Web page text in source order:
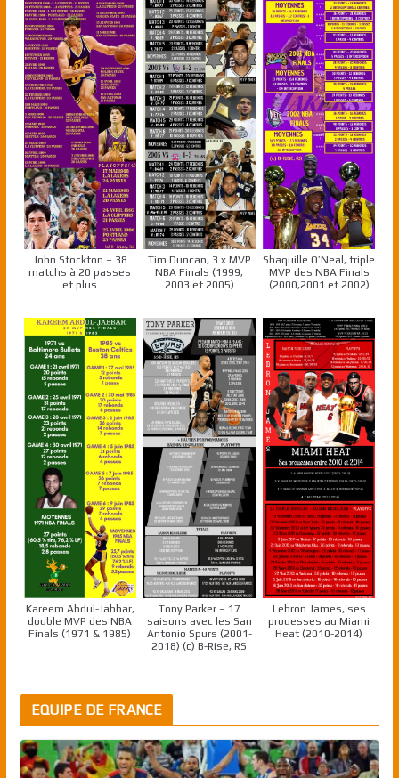
John Stockton – 38
matchs à 20 passes
et plus
Tim Duncan, 3 x MVP
NBA Finals (1999,
2003 et 2005)
Shaquille O’Neal, triple
MVP des NBA Finals
(2000,2001 et 2002)
Kareem Abdul-Jabbar,
double MVP des NBA
Finals (1971 & 1985)
Tony Parker – 17
saisons avec les San
Antonio Spurs (2001-
2018) (c) B-Rise, RS
Lebron James, ses
prouesses au Miami
Heat (2010-2014)
EQUIPE DE FRANCE